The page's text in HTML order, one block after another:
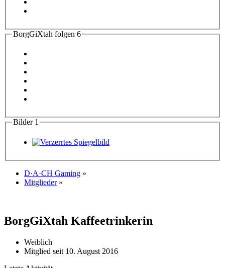
BorgGiXtah folgen 6
Bilder 1
D·A·CH Gaming »
Mitglieder »
BorgGiXtah Kaffeetrinkerin
Weiblich
Mitglied seit 10. August 2016